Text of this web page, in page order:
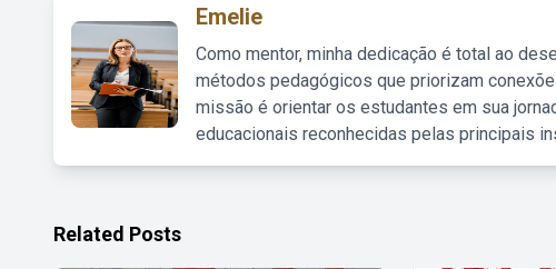
Emelie
Como mentor, minha dedicação é total ao
métodos pedagógicos que priorizam
missão é orientar os estudantes em sua
educacionais reconhecidas pelas principais
Related Posts